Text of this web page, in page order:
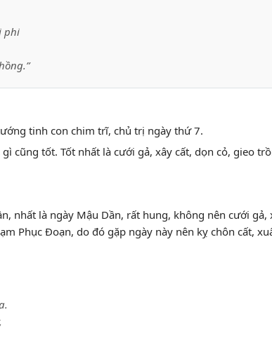
phi
tinh con chim trĩ, chủ trị ngày thứ 7.
gì cũng tốt. Tốt nhất là cưới gả, xây cất, dọn cỏ, gieo
nhất là ngày Mậu Dần, rất hung, không nên cưới
Phục Đoạn, do đó gặp ngày này nên kỵ chôn cất,